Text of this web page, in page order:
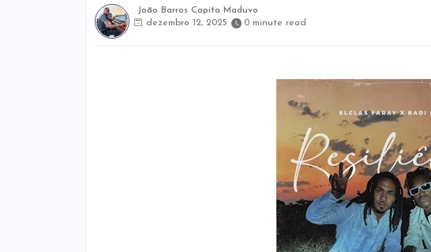
João Barros Capita Maduvo
dezembro 12, 2025
0 minute read